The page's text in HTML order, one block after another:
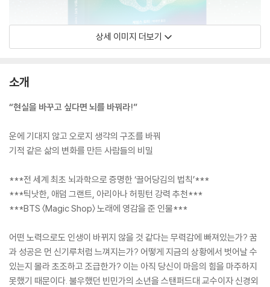
상세 이미지 더보기
소개
“현실을 바꾸고 싶다면 뇌를 바꿔라!”
운에 기대지 않고 오로지 생각의 구조를 바꿔
기적 같은 삶의 변화를 만든 사람들의 비밀
***전 세계 최초 뇌과학으로 증명한 ‘끌어당김의 법칙’***
***틱낫한, 애덤 그랜트, 아리아나 허핑턴 강력 추천***
***BTS 〈Magic Shop〉 노래에 영감을 준 인물***
어떤 노력으로도 인생이 바뀌지 않을 것 같다는 무력감에 빠져있는가? 꿈
과 성공은 먼 신기루처럼 느껴지는가? 어떻게 지금의 상황에서 벗어날 수
있는지 몰라 초조하고 조급한가? 이는 아직 당신이 마음의 힘을 마주하지
못했기 때문이다. 불우했던 빈민가의 소년을 스탠퍼드대 교수이자 신경외